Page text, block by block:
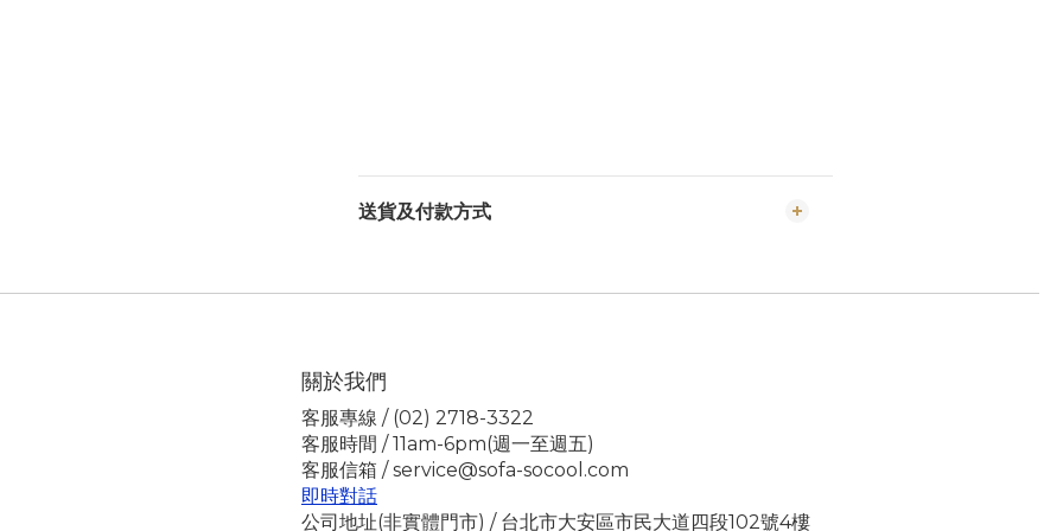
送貨及付款方式
關於我們
客服專線 / (02) 2718-3322
客服時間 / 11am-6pm(週一至週五)
客服信箱 / service@sofa-socool.com
即時對話
公司地址(非實體門市) / 台北市大安區市民大道四段102號4樓